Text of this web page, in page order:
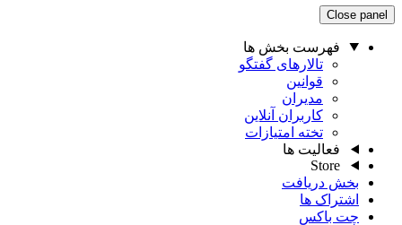
Close panel
فهرست بخش ها
تالارهای گفتگو
قوانین
مدیران
کاربران آنلاین
تخته امتیازات
فعالیت ها
Store
بخش دریافت
اشتراک ها
چت باکس